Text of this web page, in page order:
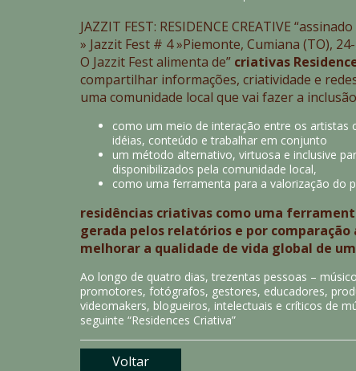
JAZZIT FEST: RESIDENCE CREATIVE
» Jazzit Fest # 4 »Piemonte, Cumiana (TO),
O Jazzit Fest alimenta de” criativas
compartilhar informações, criatividade e
uma comunidade local que vai fazer a
como um meio de interação entre os artistas
idéias, conteúdo e trabalhar em conjunto
um método alternativo, virtuosa e inclusive
disponibilizados pela comunidade local,
como uma ferramenta para a valorização do
residências criativas como uma
gerada pelos relatórios e por
melhorar a qualidade de vida global de
Ao longo de quatro dias, trezentas pessoas –
promotores, fotógrafos, gestores, educadores,
videomakers, blogueiros, intelectuais e críticos de
seguinte “Residences Criativa”
Voltar